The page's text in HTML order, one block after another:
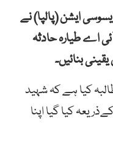
ایشن (پالپا) نے
اے طیارہ حادثہ
بنائیں۔
کیا ہے کہ شہید
کیا گیا اپنا